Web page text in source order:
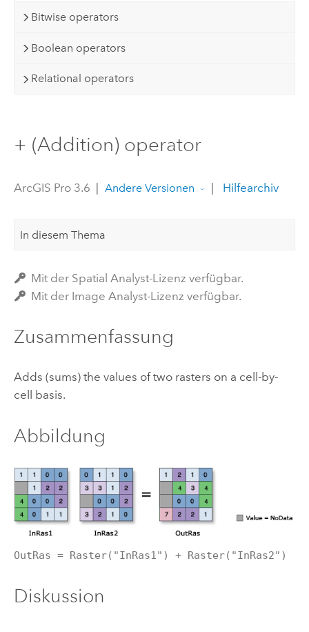
Bitwise operators
Boolean operators
Relational operators
+ (Addition) operator
ArcGIS Pro 3.6 Andere Versionen Hilfearchiv
In diesem Thema
Mit der Spatial Analyst-Lizenz verfügbar.
Mit der Image Analyst-Lizenz verfügbar.
Zusammenfassung
Adds (sums) the values of two rasters on a cell-by-
cell basis.
Abbildung
OutRas = Raster("InRas1") + Raster("InRas2")
Diskussion